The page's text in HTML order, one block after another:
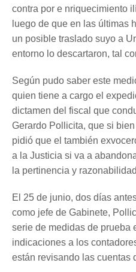
contra por e nriquecimiento
luego de que en las últimas
un posible traslado suyo a
entorno lo descartaron, tal
Según pudo saber este
quien tiene a cargo el
dictamen del fiscal que
Gerardo Pollicita, que si
pidió que el también
a la Justicia si va a
la pertinencia y
El 25 de junio, dos días
como jefe de Gabinete,
serie de medidas de prueba
indicaciones a los
están revisando las cuentas